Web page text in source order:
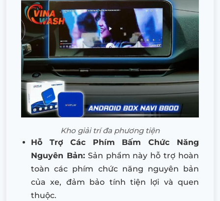
Kho giải trí đa phương tiện
Hỗ Trợ Các Phím Bấm Chức Năng
Nguyên Bản:Sản phẩm này hỗ trợ hoàn
toàn các phím chức năng nguyên bản
của xe, đảm bảo tính tiện lợi và quen
thuộc.